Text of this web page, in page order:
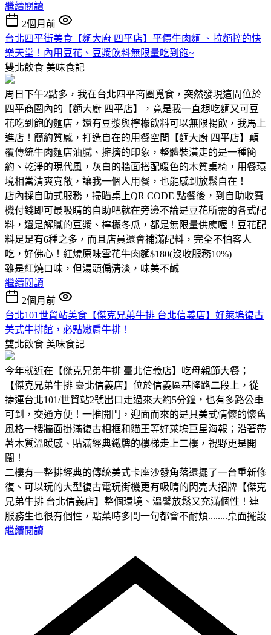
繼續閱讀
2個月前
台北四平街美食【麵大廚 四平店】平價牛肉麵 、拉麵控的快
樂天堂！內用豆花、豆漿飲料無限量吃到飽~
雙北飲食 美味食記
周日下午2點多，我在台北四平商圈覓食，突然發現這間位於
四平商圈內的【麵大廚 四平店】，竟是我一直想吃麵又可豆
花吃到飽的麵店，還有豆漿與檸檬飲料可以無限暢飲，我馬上
進店！簡約質感，打造自在的用餐空間【麵大廚 四平店】顛
覆傳統牛肉麵店油膩、擁擠的印象，整體裝潢走的是一種簡
約、乾淨的現代風，灰白的牆面搭配暖色的木質桌椅，用餐環
境相當清爽寬敞，讓我一個人用餐，也能感到放鬆自在！
店內採自助式服務，掃瞄桌上QR CODE 點餐後，到自助收費
機付錢即可最吸睛的自助吧就在旁邊不論是豆花所需的各式配
料，還是解膩的豆漿、檸檬冬瓜，都是無限量供應喔！豆花配
料足足有6種之多，而且店員還會補滿配料，完全不怕客人
吃，好佛心！紅燒原味雪花牛肉麵$180(沒收服務10%)
雖是紅燒口味，但湯頭偏清淡，味美不鹹
繼續閱讀
2個月前
台北101世貿站美食【傑克兄弟牛排 台北信義店】好萊塢復古
美式牛排館，必點嫩肩牛排！
雙北飲食 美味食記
今年就近在【傑克兄弟牛排 臺北信義店】吃母親節大餐；
【傑克兄弟牛排 臺北信義店】位於信義區基隆路二段上，從
捷運台北101/世貿站2號出口走過來大約5分鐘，也有多路公車
可到，交通方便！一推開門，迎面而來的是具美式情懷的懷舊
風格一樓牆面掛滿復古相框和貓王等好萊塢巨星海報；沿著帶
著木質溫暖感、貼滿經典鐵牌的樓梯走上二樓，視野更是開
闊！
二樓有一整排經典的傳統美式卡座沙發角落還擺了一台重新修
復、可以玩的大型復古電玩街機更有吸睛的閃亮大招牌【傑克
兄弟牛排 台北信義店】整個環境、溫馨放鬆又充滿個性！連
服務生也很有個性，點菜時多問一句都會不耐煩........桌面擺設
繼續閱讀